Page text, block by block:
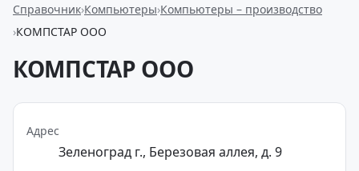
Справочник Компьютеры Компьютеры – производство
КОМПСТАР ООО
КОМПСТАР ООО
Адрес
Зеленоград г., Березовая аллея, д. 9